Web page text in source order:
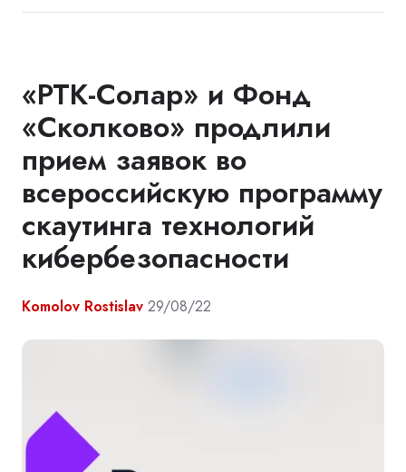
«РТК-Солар» и Фонд
«Сколково» продлили
прием заявок во
всероссийскую программу
скаутинга технологий
кибербезопасности
Komolov Rostislav 29/08/22